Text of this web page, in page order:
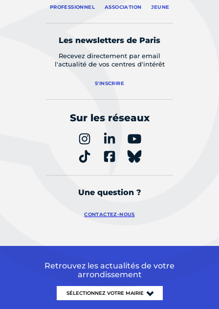
PROFESSIONNEL ASSOCIATION JEUNE
Les newsletters de Paris
Recevez directement par email
l'actualité de vos centres d'intérêt
S'INSCRIRE
Sur les réseaux
Une question ?
CONTACTEZ-NOUS
Retrouvez les actualités de votre
arrondissement